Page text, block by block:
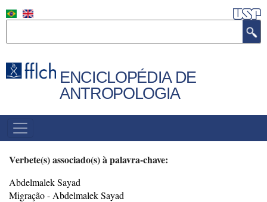
para
conteúdo
ENCICLOPÉDIA DE
ANTROPOLOGIA
MENU
PRINCIPAL
Verbete(s) associado(s) à palavra-chave:
Abdelmalek Sayad
Migração - Abdelmalek Sayad